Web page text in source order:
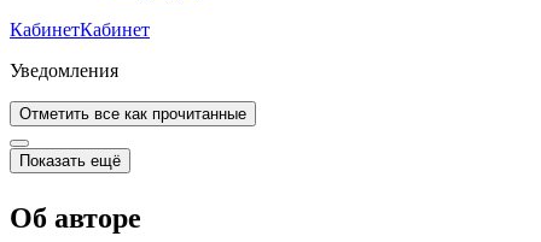
КабинетКабинет
Уведомления
Отметить все как прочитанные
Показать ещё
Об авторе